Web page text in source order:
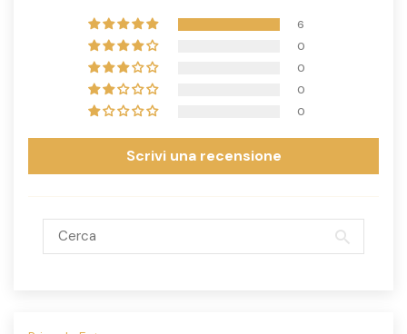
6
0
0
0
0
Scrivi una recensione